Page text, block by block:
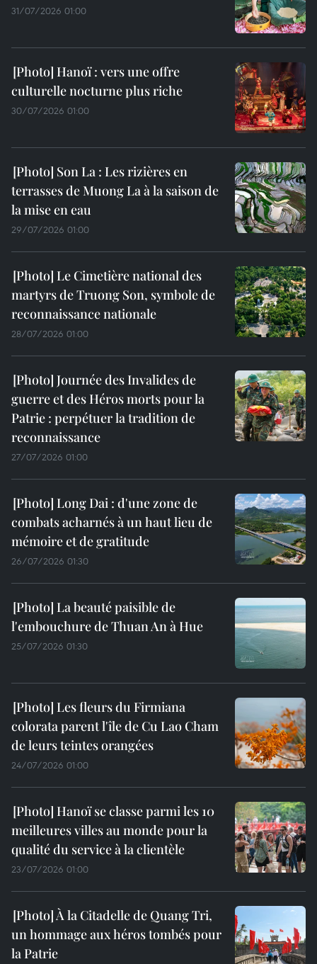
31/07/2026 01:00
Hanoï : vers une offre
culturelle nocturne plus riche
30/07/2026 01:00
Son La : Les rizières en
terrasses de Muong La à la saison de
la mise en eau
29/07/2026 01:00
Le Cimetière national des
martyrs de Truong Son, symbole de
reconnaissance nationale
28/07/2026 01:00
Journée des Invalides de
guerre et des Héros morts pour la
Patrie : perpétuer la tradition de
reconnaissance
27/07/2026 01:00
Long Dai : d'une zone de
combats acharnés à un haut lieu de
mémoire et de gratitude
26/07/2026 01:30
La beauté paisible de
l'embouchure de Thuan An à Hue
25/07/2026 01:30
Les fleurs du Firmiana
colorata parent l'île de Cu Lao Cham
de leurs teintes orangées
24/07/2026 01:00
Hanoï se classe parmi les 10
meilleures villes au monde pour la
qualité du service à la clientèle
23/07/2026 01:00
À la Citadelle de Quang Tri,
un hommage aux héros tombés pour
la Patrie